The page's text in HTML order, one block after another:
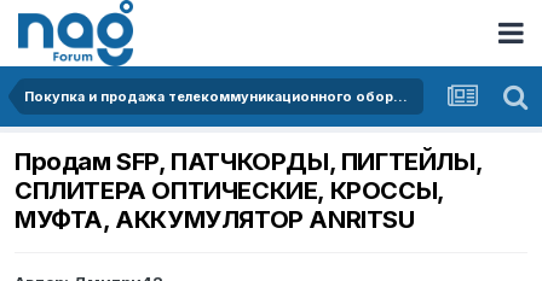
Покупка и продажа телекоммуникационного оборудования
Продам SFP, ПАТЧКОРДЫ, ПИГТЕЙЛЫ,
СПЛИТЕРА ОПТИЧЕСКИЕ, КРОССЫ,
МУФТА, АККУМУЛЯТОР ANRITSU